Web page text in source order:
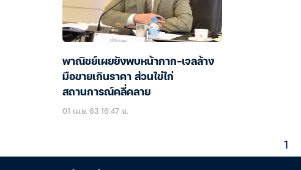
พาณิชย์เผยยังพบหน้ากาก-เจลล้าง
มือขายเกินราคา ส่วนไข่ไก่
สถานการณ์คลี่คลาย
01 เม.ย. 63 16:47 น.
1